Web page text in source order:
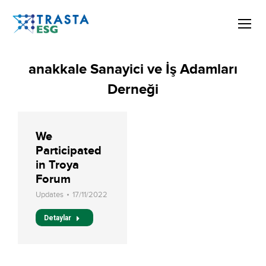
anakkale Sanayici ve İş Adamları
Derneği
We
Participated
in Troya
Forum
Updates 17/11/2022
Detaylar